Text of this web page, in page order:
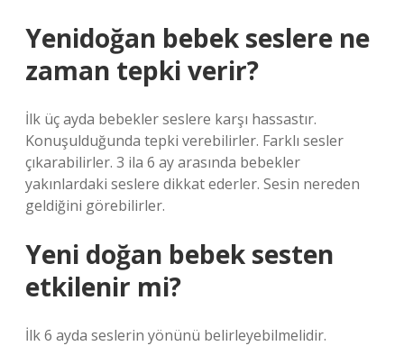
Yenidoğan bebek seslere ne
zaman tepki verir?
İlk üç ayda bebekler seslere karşı hassastır.
Konuşulduğunda tepki verebilirler. Farklı sesler
çıkarabilirler. 3 ila 6 ay arasında bebekler
yakınlardaki seslere dikkat ederler. Sesin nereden
geldiğini görebilirler.
Yeni doğan bebek sesten
etkilenir mi?
İlk 6 ayda seslerin yönünü belirleyebilmelidir.